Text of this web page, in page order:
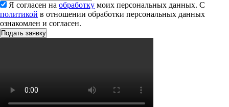
Я согласен на обработку моих персональных данных. С
политикой в отношении обработки персональных данных
ознакомлен и согласен.